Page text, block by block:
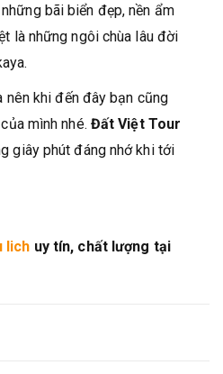
bãi biển đẹp, nền ẩm
là những ngôi chùa lâu đời
nên khi đến đây bạn cũng
mình nhé. Đất Việt Tour
giây phút đáng nhớ khi tới
lich uy tín, chất lượng tại